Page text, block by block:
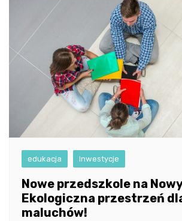
edukacja Inwestycje
Nowe przedszkole na
Ekologiczna przestrzeń
maluchów!